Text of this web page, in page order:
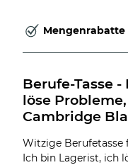
Mengenrabatte
Berufe-Tasse
löse
Cambridge
Witzige Berufetasse
Ich bin Lagerist, ich